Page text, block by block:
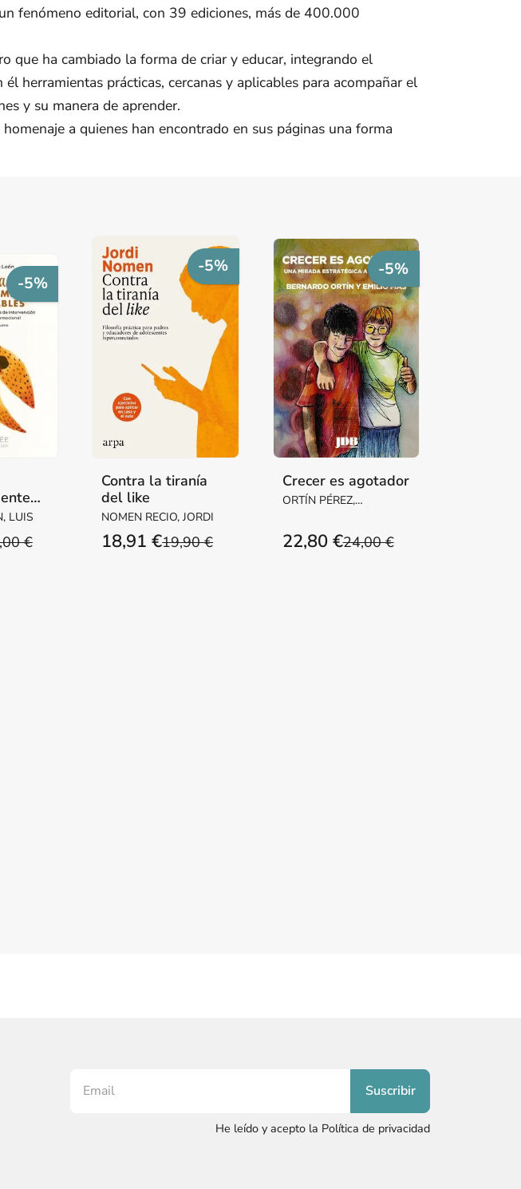
fenómeno editorial, con 39 ediciones, más de 400.000
que ha cambiado la forma de criar y educar, integrando el
herramientas prácticas, cercanas y aplicables para acompañar el
y su manera de aprender.
a quienes han encontrado en sus páginas una forma
-5%
Una
LUIS
€
-5%
Contra la tiranía
del like
NOMEN RECIO, JORDI
19,90 €
18,91 €
-5%
Crecer es agotador
ORTÍN PÉREZ,
24,00 €
22,80 €
He leído y acepto la Política de privacidad